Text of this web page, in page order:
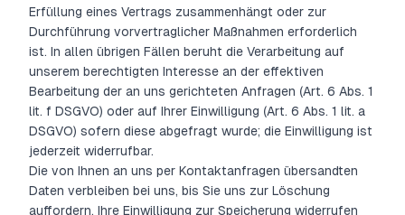
Erfüllung eines Vertrags zusammenhängt oder zur
Durchführung vorvertraglicher Maßnahmen erforderlich
ist. In allen übrigen Fällen beruht die Verarbeitung auf
unserem berechtigten Interesse an der effektiven
Bearbeitung der an uns gerichteten Anfragen (Art. 6 Abs. 1
lit. f DSGVO) oder auf Ihrer Einwilligung (Art. 6 Abs. 1 lit. a
DSGVO) sofern diese abgefragt wurde; die Einwilligung ist
jederzeit widerrufbar.
Die von Ihnen an uns per Kontaktanfragen übersandten
Daten verbleiben bei uns, bis Sie uns zur Löschung
auffordern, Ihre Einwilligung zur Speicherung widerrufen